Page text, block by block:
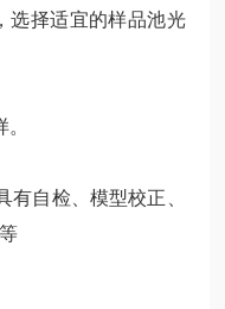
选择适宜的样品池光
有自检、模型校正、